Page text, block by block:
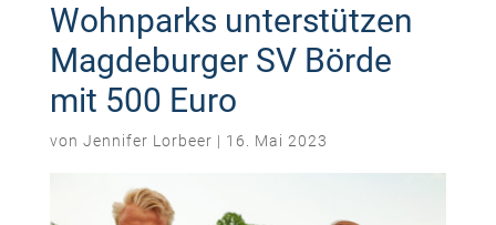
Wohnparks unterstützen
Magdeburger SV Börde
mit 500 Euro
von Jennifer Lorbeer | 16. Mai 2023